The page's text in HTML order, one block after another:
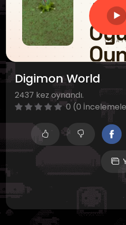
Digimon World
2437 kez oynandı.
0 (0